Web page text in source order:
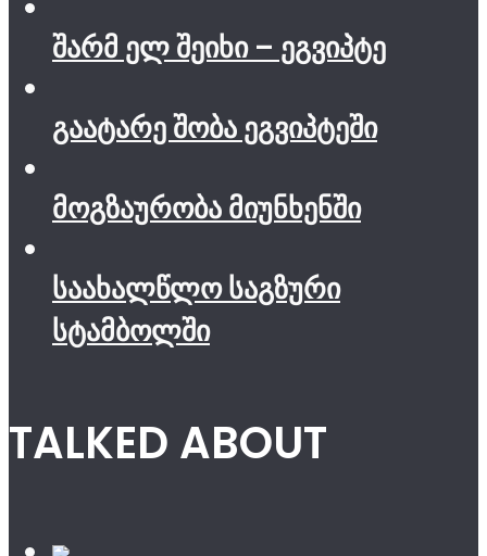
შარმ ელ შეიხი – ეგვიპტე
გაატარე შობა ეგვიპტეში
მოგზაურობა მიუნხენში
საახალწლო საგზური
სტამბოლში
TALKED ABOUT